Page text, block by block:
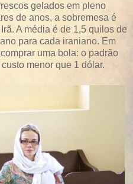
gelados em pleno
de anos, a sobremesa é
A média é de 1,5 quilos de
para cada iraniano. Em
uma bola: o padrão
menor que 1 dólar.